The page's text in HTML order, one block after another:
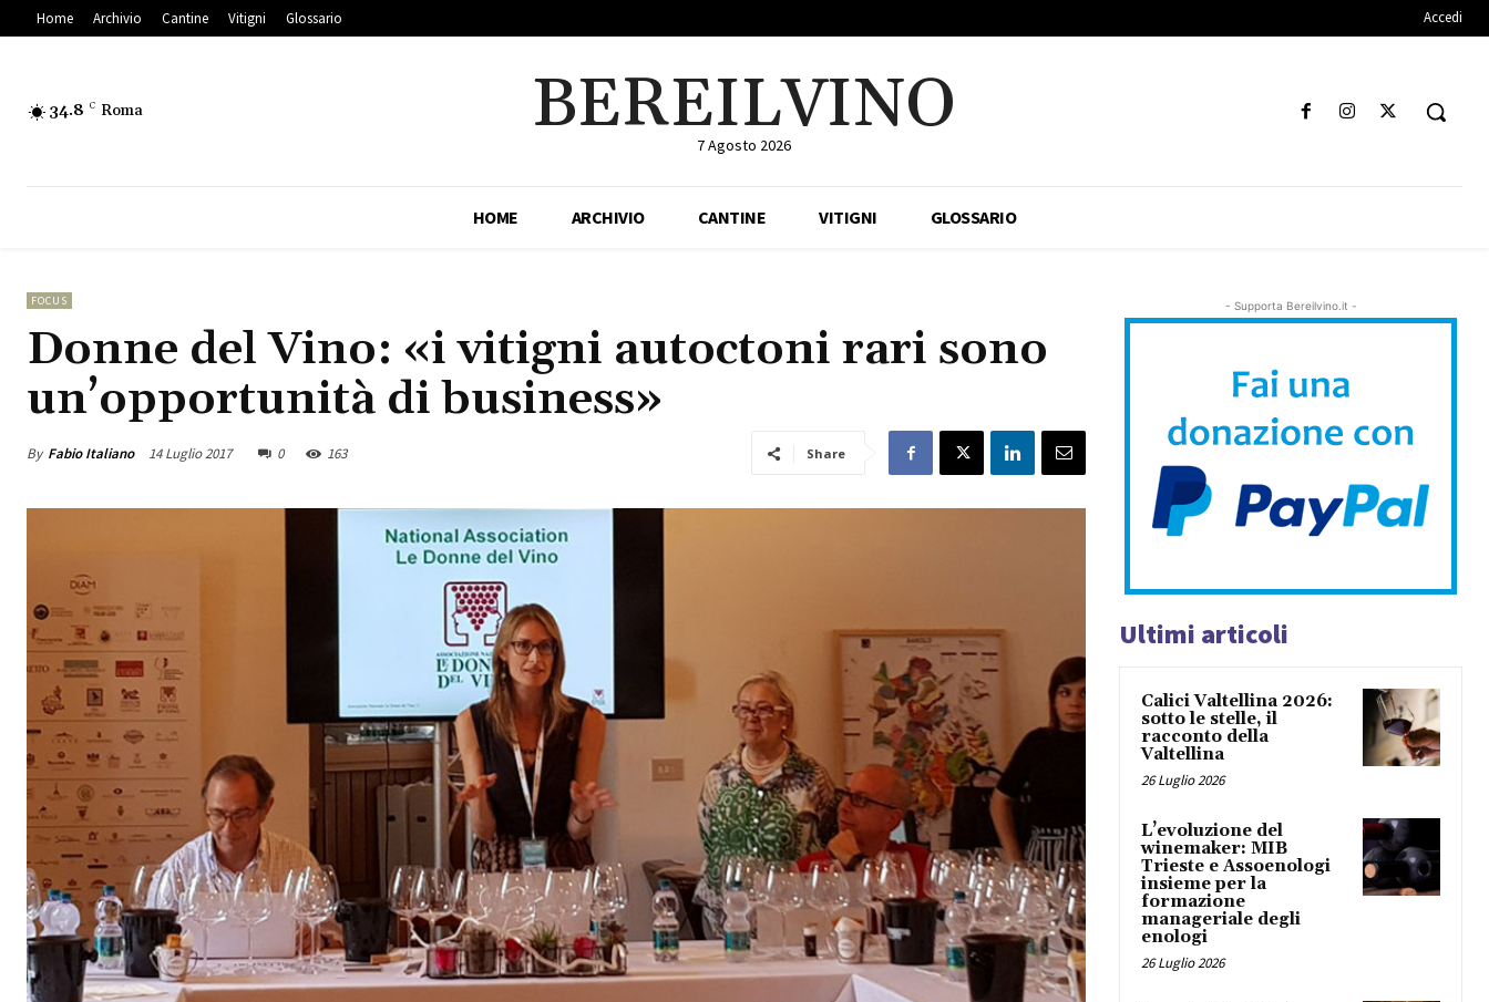
Home Archivio Cantine Vitigni Glossario Accedi
34.8 C Roma BEREILVINO
7 Agosto 2026
HOME ARCHIVIO CANTINE VITIGNI GLOSSARIO
FOCUS
Donne del Vino: «i vitigni autoctoni rari sono
un’opportunità di business»
By Fabio Italiano 14 Luglio 2017 0 163 Share
- Supporta Bereilvino.it -
Ultimi articoli
Calici Valtellina 2026:
sotto le stelle, il
racconto della
Valtellina
26 Luglio 2026
L’evoluzione del
winemaker: MIB
Trieste e Assoenologi
insieme per la
formazione
manageriale degli
enologi
26 Luglio 2026